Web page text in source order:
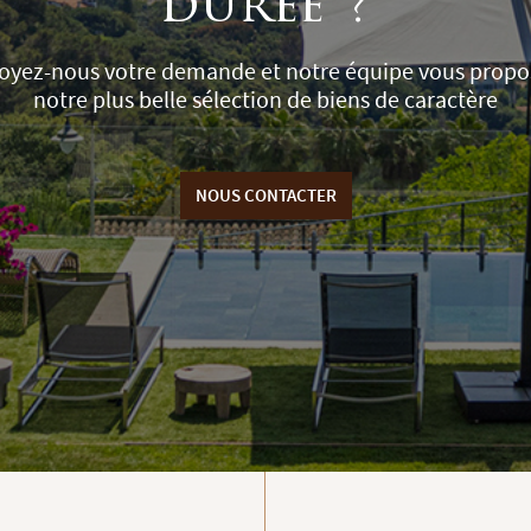
nous votre demande et notre équipe vous
notre plus belle sélection de biens de caractère
NOUS CONTACTER